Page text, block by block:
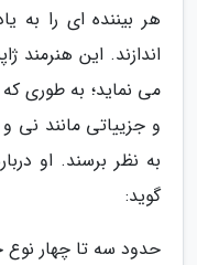
هر بیننده ای را به
اندازند. این هنرمند
می نماید؛ به طوری
و جزییاتی مانند نی
به نظر برسند. او
گوید:
حدود سه تا چهار نوع